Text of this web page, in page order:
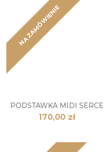
NA ZAMÓWIENIE
PODSTAWKA MIDI SERCE
170,00 zł